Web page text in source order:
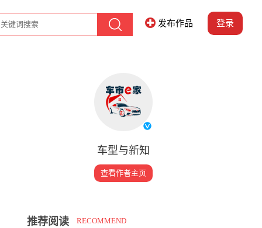
发布作品 登录
车型与新知
查看作者主页
推荐阅读 RECOMMEND